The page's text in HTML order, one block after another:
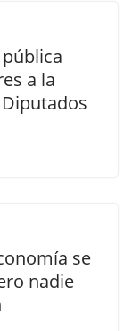
a la
se
nadie